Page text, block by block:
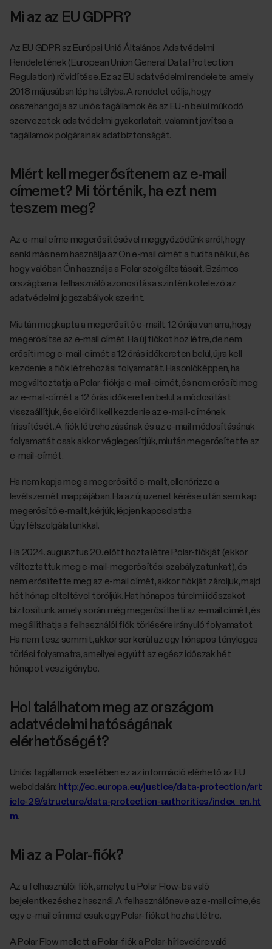
Mi az az EU GDPR?
Az EU GDPR az Európai Unió Általános Adatvédelmi
Rendeletének (European Union General Data Protection
Regulation) rövidítése. Ez az EU adatvédelmi rendelete, amely
2018 májusában lép hatályba. A rendelet célja, hogy
összehangolja az uniós tagállamok és az EU-n belül működő
szervezetek adatvédelmi gyakorlatait, valamint javítsa a
tagállamok polgárainak adatbiztonságát.
Miért kell megerősítenem az e-mail
címemet? Mi történik, ha ezt nem
teszem meg?
Az e-mail címe megerősítésével meggyőződünk arról, hogy
senki más nem használja az Ön e-mail címét a tudta nélkül, és
hogy valóban Ön használja a Polar szolgáltatásait. Számos
országban a felhasználó azonosítása szintén kötelező az
adatvédelmi jogszabályok szerint.
Miután megkapta a megerősítő e-mailt, 12 órája van arra, hogy
megerősítse az e-mail címét. Ha új fiókot hoz létre, de nem
erősíti meg e-mail-címét a 12 órás időkereten belül, újra kell
kezdenie a fiók létrehozási folyamatát. Hasonlóképpen, ha
megváltoztatja a Polar-fiókja e-mail-címét, és nem erősíti meg
az e-mail-címét a 12 órás időkereten belül, a módosítást
visszaállítjuk, és elölről kell kezdenie az e-mail-címének
frissítését. A fiók létrehozásának és az e-mail módosításának
folyamatát csak akkor véglegesítjük, miután megerősítette az
e-mail-címét.
Ha nem kapja meg a megerősítő e-mailt, ellenőrizze a
levélszemét mappájában. Ha az új üzenet kérése után sem kap
megerősítő e-mailt, kérjük, lépjen kapcsolatba
Ügyfélszolgálatunkkal.
Ha 2024. augusztus 20. előtt hozta létre Polar-fiókját (ekkor
változtattuk meg e-mail-megerősítési szabályzatunkat), és
nem erősítette meg az e-mail címét, akkor fiókját zároljuk, majd
hét hónap elteltével töröljük. Hat hónapos türelmi időszakot
biztosítunk, amely során még megerősítheti az e-mail címét, és
megállíthatja a felhasználói fiók törlésére irányuló folyamatot.
Ha nem tesz semmit, akkor sor kerül az egy hónapos tényleges
törlési folyamatra, amellyel együtt az egész időszak hét
hónapot vesz igénybe.
Hol találhatom meg az országom
adatvédelmi hatóságának
elérhetőségét?
Uniós tagállamok esetében ez az információ elérhető az EU
weboldalán: http://ec.europa.eu/justice/data-protection/art
icle-29/structure/data-protection-authorities/index_en.ht
m.
Mi az a Polar-fiók?
Az a felhasználói fiók, amelyet a Polar Flow-ba való
bejelentkezéshez használ. A felhasználóneve az e-mail címe, és
egy e-mail címmel csak egy Polar-fiókot hozhat létre.
A Polar Flow mellett a Polar-fiók a Polar-hírlevelére való